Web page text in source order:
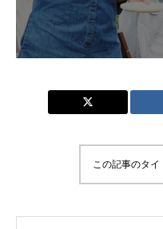
この記事のタ